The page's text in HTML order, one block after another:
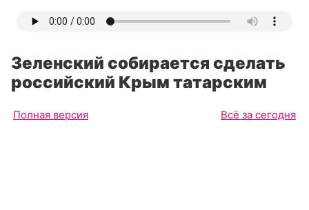
Зеленский собирается сделать
российский Крым татарским
Полная версия Всё за сегодня